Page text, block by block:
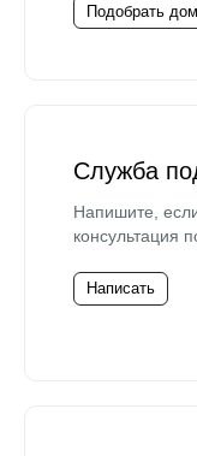
Подобрать
Служба
Напишите,
консультация
Написать